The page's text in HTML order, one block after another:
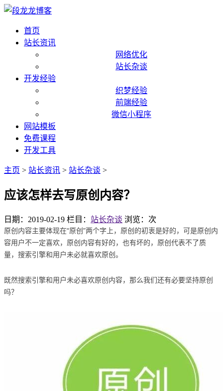
首页
站长资讯
网络优化
站长杂谈
开发经验
织梦经验
前端经验
微信小程序
网站模板
免费课程
开发工具
主页 > 站长资讯 > 站长杂谈 >
应该怎样去写原创内容？
日期：2019-02-19 栏目： 站长杂谈 浏览： 次
原创内容主要体现在“原创”两个字上，原创的初衷是好的，可是原创内
容用户不一定喜欢，原创内容有好的，也有坏的，原创代表不了质
量，搜索引擎和用户未必就喜欢原创。
既然搜索引擎和用户未必喜欢原创内容，那么我们还有必要坚持原创
吗？